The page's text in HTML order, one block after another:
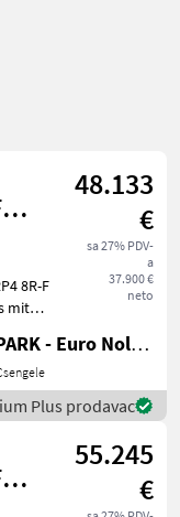
h
48.133
€
sa 27% PDV-
a
37.900 €
neto
8R-F
mit
AGROPARK - Euro Noliker Kft.
Plus prodavac
55.245
€